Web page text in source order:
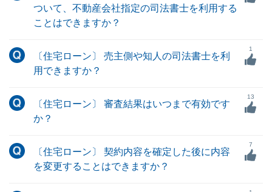
ついて、不動産会社指定の司法書士を利用する
ことはできますか？
〔住宅ローン〕 売主側や知人の司法書士を利
用できますか？
1
〔住宅ローン〕 審査結果はいつまで有効です
か？
13
〔住宅ローン〕 契約内容を確定した後に内容
を変更することはできますか？
7